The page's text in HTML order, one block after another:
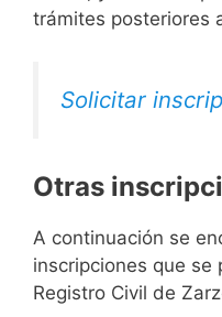
trámites posteriores
Solicitar
Otras
A continuación se
inscripciones que se
Registro Civil de